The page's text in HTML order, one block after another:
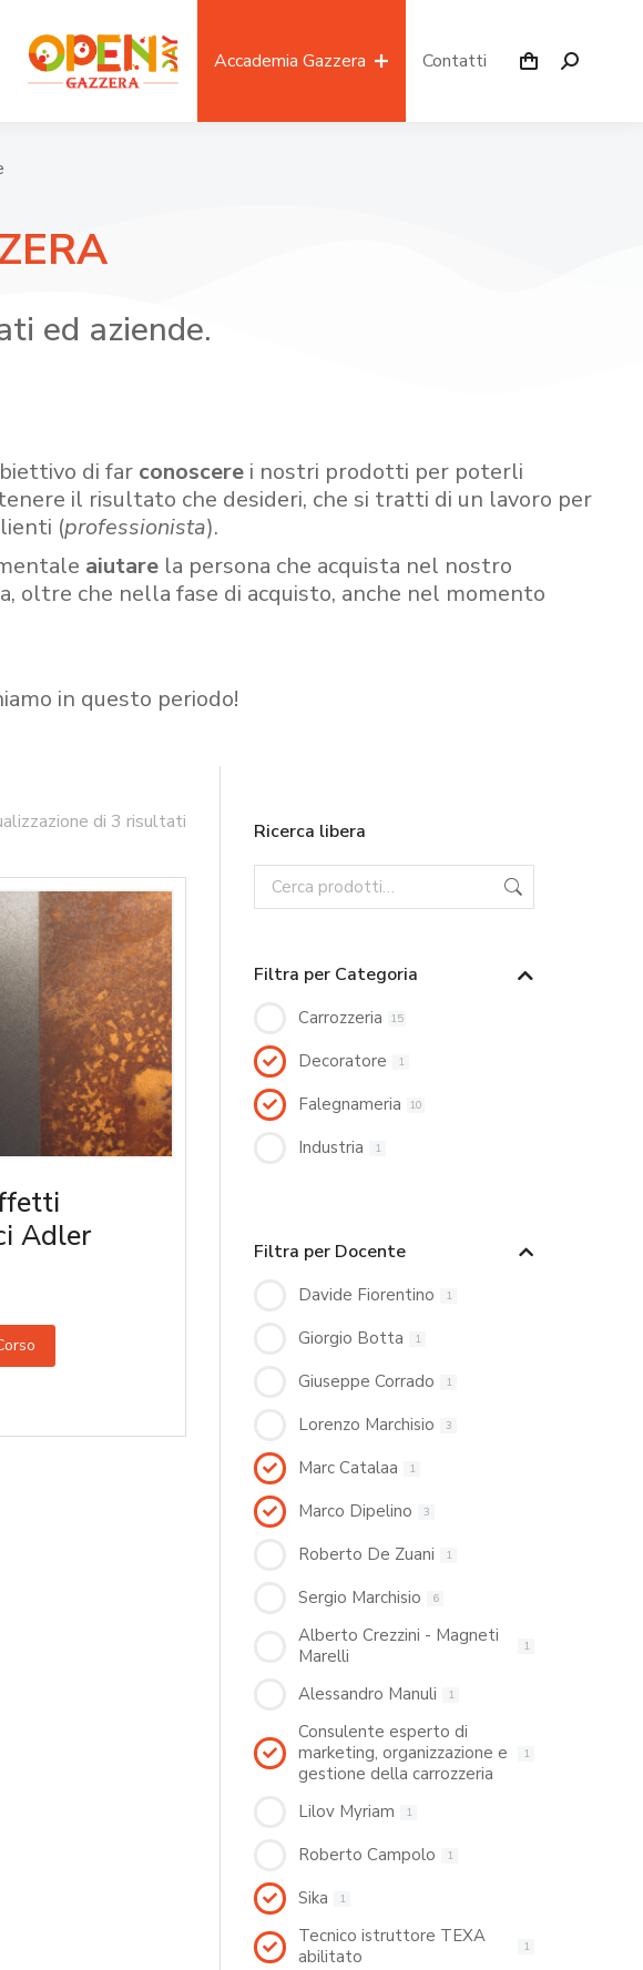
Accademia Gazzera Contatti
ed aziende.
di far conoscerei nostri prodotti per poterli
il risultato che desideri, che si tratti di un lavoro per
(professionista).
aiutare la persona che acquista nel nostro
oltre che nella fase di acquisto, anche nel momento
in questo periodo!
di 3 risultati
Adler
Ricerca libera
Filtra per Categoria
Carrozzeria 15
Decoratore 1
Falegnameria 10
Industria 1
Filtra per Docente
Davide Fiorentino 1
Giorgio Botta 1
Giuseppe Corrado 1
Lorenzo Marchisio 3
Marc Catalaa 1
Marco Dipelino 3
Roberto De Zuani 1
Sergio Marchisio 6
Alberto Crezzini - Magneti
Marelli
1
Alessandro Manuli 1
Consulente esperto di
marketing, organizzazione e
gestione della carrozzeria
1
Lilov Myriam 1
Roberto Campolo 1
Sika 1
Tecnico istruttore TEXA
abilitato
1